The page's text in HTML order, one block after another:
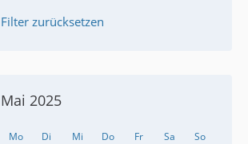
Filter zurücksetzen
Mai 2025
Mo Di Mi Do Fr Sa So